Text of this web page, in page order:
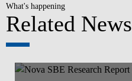
What's happening
Related News